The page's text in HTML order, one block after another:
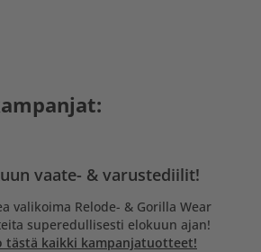
vaate- & varustediilit!
valikoima Relode- & Gorilla Wear
superedullisesti elokuun ajan!
tästä kaikki kampanjatuotteet!